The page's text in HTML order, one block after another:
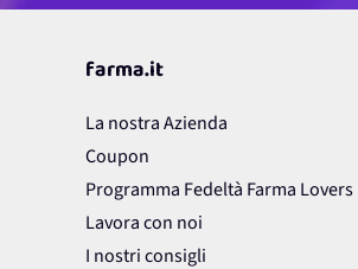
farma.it
La nostra Azienda
Coupon
Programma Fedeltà Farma Lovers
Lavora con noi
I nostri consigli